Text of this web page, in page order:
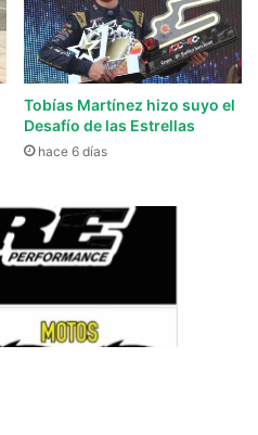
Tobías Martínez hizo suyo el
Desafío de las Estrellas
hace 6 días